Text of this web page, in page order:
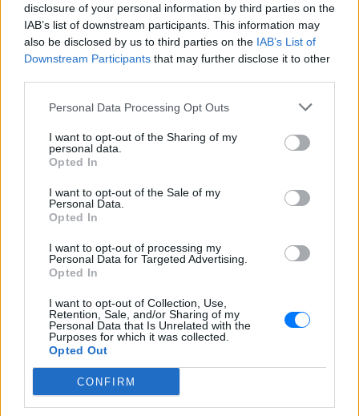
disclosure of your personal information by third parties on the
IAB’s list of downstream participants. This information may
also be disclosed by us to third parties on the IAB’s List of
Downstream Participants that may further disclose it to other
Personal Data Processing Opt Outs
I want to opt-out of the Sharing of my
personal data.
Opted In
I want to opt-out of the Sale of my
Personal Data.
Opted In
I want to opt-out of processing my
Personal Data for Targeted Advertising.
Opted In
I want to opt-out of Collection, Use,
Retention, Sale, and/or Sharing of my
Personal Data that Is Unrelated with the
Purposes for which it was collected.
Opted Out
CONFIRM
ειδήσεωντου E-Daily.gr